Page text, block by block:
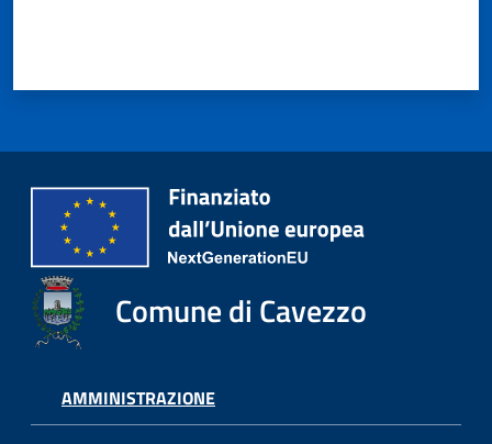
Comune di Cavezzo
AMMINISTRAZIONE